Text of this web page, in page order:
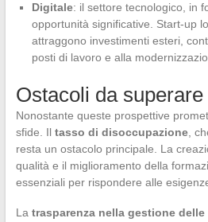
Digitale: il settore tecnologico, in
opportunità significative. Start-up
attraggono investimenti esteri,
posti di lavoro e alla
Ostacoli da superare
Nonostante queste prospettive
sfide. Il tasso di disoccupazione,
resta un ostacolo principale. La
qualità e il miglioramento della
essenziali per rispondere alle
La trasparenza nella gestione